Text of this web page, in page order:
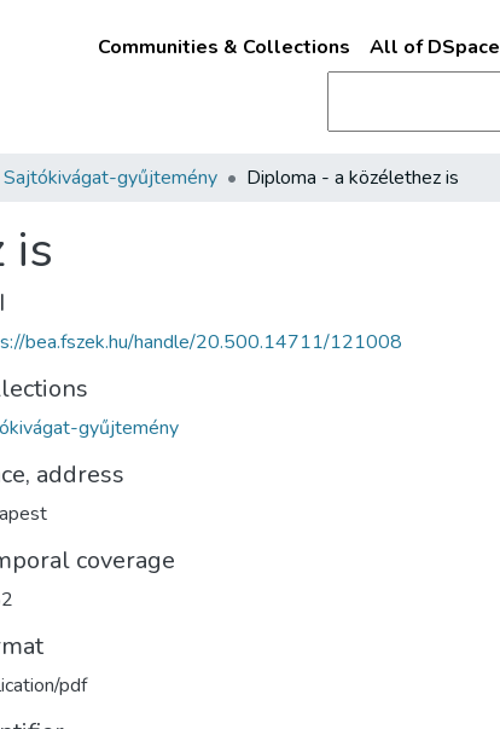
Communities & Collections All of DSpace
Sajtókivágat-gyűjtemény Diploma - a közélethez is
is
bea.fszek.hu/handle/20.500.14711/121008
gyűjtemény
address
coverage
pdf